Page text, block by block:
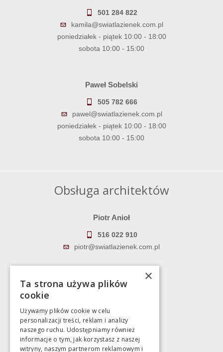
501 284 822
kamila@swiatlazienek.com.pl
poniedziałek - piątek 10:00 - 18:00
sobota 10:00 - 15:00
Paweł Sobelski
505 782 666
pawel@swiatlazienek.com.pl
poniedziałek - piątek 10:00 - 18:00
sobota 10:00 - 15:00
Obsługa architektów
Piotr Anioł
516 022 910
piotr@swiatlazienek.com.pl
783 043 083
Magazyn
×
Ta strona używa plików
cookie
Używamy plików cookie w celu
personalizacji treści, reklam i analizy
naszego ruchu. Udostępniamy również
informacje o tym, jak korzystasz z naszej
witryny, naszym partnerom reklamowym i